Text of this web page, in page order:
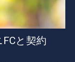
と契約